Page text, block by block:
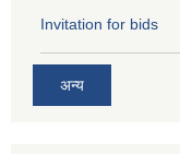
Invitation for bids
अन्य